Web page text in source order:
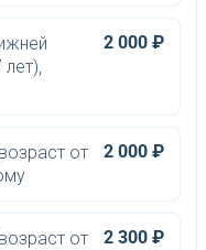
лет),
2 000 ₽
от
2 000 ₽
от
2 300 ₽